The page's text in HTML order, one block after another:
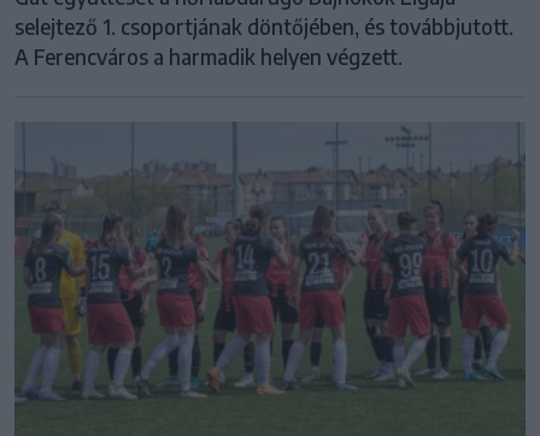
selejtező 1. csoportjának döntőjében, és továbbjutott.
A Ferencváros a harmadik helyen végzett.